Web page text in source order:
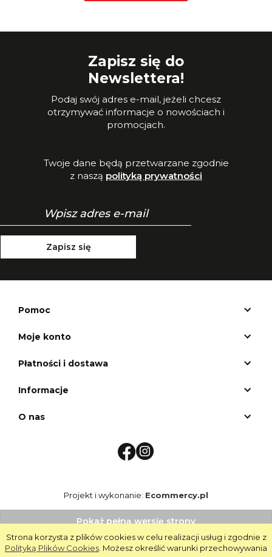
Strona korzysta z plików cookies w celu realizacji usług i zgodnie z
Polityką Plików Cookies . Możesz określić warunki przechowywania
Zapisz się do
Newslettera!
Podaj swój adres e-mail, jeżeli chcesz
otrzymywać informacje o nowościach i
promocjach.
Twoje dane będą przetwarzane zgodnie
z naszą polityką prywatności
Zapisz się
Pomoc
Moje konto
Płatności i dostawa
Informacje
O nas
Projekt i wykonanie: Ecommercy.pl
Pokaż pełną wersję strony
Google Maps